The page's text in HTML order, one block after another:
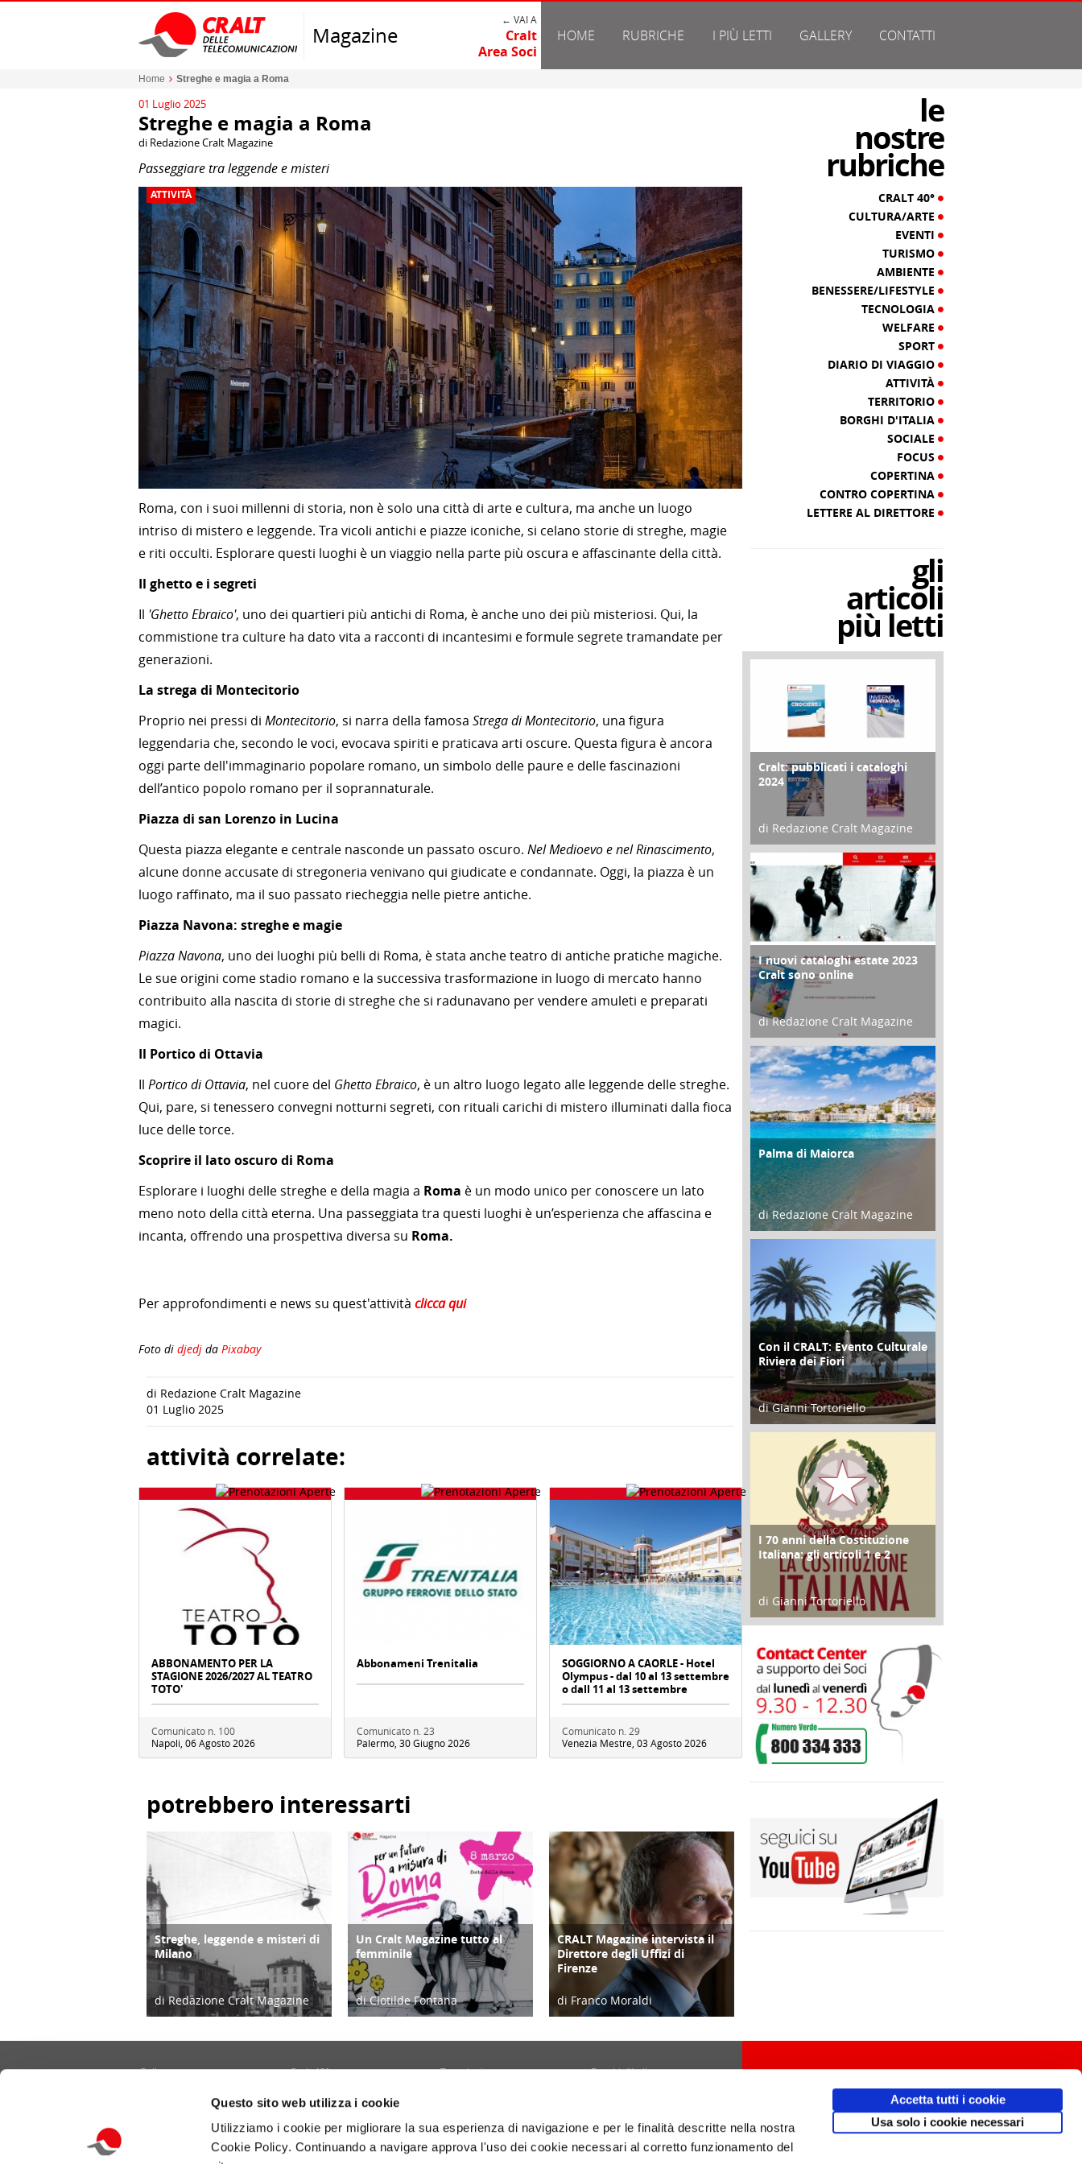
Questo sito web utilizza i cookie
Utilizziamo i cookie per migliorare la sua esperienza di navigazione e per le finalità descritte nella nostra
Cookie Policy. Continuando a navigare approva l'uso dei cookie necessari al corretto funzionamento del
Accetta tutti i cookie
Usa solo i cookie necessari
Magazine
← VAI A
Cralt
Area Soci
HOME RUBRICHE I PIÙ LETTI GALLERY CONTATTI
Home Streghe e magia a Roma
01 Luglio 2025
Streghe e magia a Roma
di Redazione Cralt Magazine
Passeggiare tra leggende e misteri
ATTIVITÀ
Roma, con i suoi millenni di storia, non è solo una città di arte e cultura, ma anche un luogo
intriso di mistero e leggende. Tra vicoli antichi e piazze iconiche, si celano storie di streghe, magie
e riti occulti. Esplorare questi luoghi è un viaggio nella parte più oscura e affascinante della città.
Il ghetto e i segreti
Il 'Ghetto Ebraico', uno dei quartieri più antichi di Roma, è anche uno dei più misteriosi. Qui, la
commistione tra culture ha dato vita a racconti di incantesimi e formule segrete tramandate per
generazioni.
La strega di Montecitorio
Proprio nei pressi di Montecitorio, si narra della famosa Strega di Montecitorio, una figura
leggendaria che, secondo le voci, evocava spiriti e praticava arti oscure. Questa figura è ancora
oggi parte dell'immaginario popolare romano, un simbolo delle paure e delle fascinazioni
dell’antico popolo romano per il soprannaturale.
Piazza di san Lorenzo in Lucina
Questa piazza elegante e centrale nasconde un passato oscuro. Nel Medioevo e nel Rinascimento,
alcune donne accusate di stregoneria venivano qui giudicate e condannate. Oggi, la piazza è un
luogo raffinato, ma il suo passato riecheggia nelle pietre antiche.
Piazza Navona: streghe e magie
Piazza Navona, uno dei luoghi più belli di Roma, è stata anche teatro di antiche pratiche magiche.
Le sue origini come stadio romano e la successiva trasformazione in luogo di mercato hanno
contribuito alla nascita di storie di streghe che si radunavano per vendere amuleti e preparati
magici.
Il Portico di Ottavia
Il Portico di Ottavia, nel cuore del Ghetto Ebraico, è un altro luogo legato alle leggende delle streghe.
Qui, pare, si tenessero convegni notturni segreti, con rituali carichi di mistero illuminati dalla fioca
luce delle torce.
Scoprire il lato oscuro di Roma
Esplorare i luoghi delle streghe e della magia a Roma è un modo unico per conoscere un lato
meno noto della città eterna. Una passeggiata tra questi luoghi è un’esperienza che affascina e
incanta, offrendo una prospettiva diversa su Roma.
Per approfondimenti e news su quest'attività clicca qui
Foto di djedj da Pixabay
di Redazione Cralt Magazine
01 Luglio 2025
attività correlate:
ABBONAMENTO PER LA
STAGIONE 2026/2027 AL TEATRO
TOTO'
Comunicato n. 100
Napoli, 06 Agosto 2026
Abbonameni Trenitalia
Comunicato n. 23
Palermo, 30 Giugno 2026
SOGGIORNO A CAORLE - Hotel
Olympus - dal 10 al 13 settembre
o dall 11 al 13 settembre
Comunicato n. 29
Venezia Mestre, 03 Agosto 2026
potrebbero interessarti
TERRITORIO
Streghe, leggende e misteri di
Milano
di Redazione Cralt Magazine
COPERTINA
Un Cralt Magazine tutto al
femminile
di Clotilde Fontana
COPERTINA
CRALT Magazine intervista il
Direttore degli Uffizi di
Firenze
di Franco Moraldi
le
nostre
rubriche
CRALT 40°
CULTURA/ARTE
EVENTI
TURISMO
AMBIENTE
BENESSERE/LIFESTYLE
TECNOLOGIA
WELFARE
SPORT
DIARIO DI VIAGGIO
ATTIVITÀ
TERRITORIO
BORGHI D'ITALIA
SOCIALE
FOCUS
COPERTINA
CONTRO COPERTINA
LETTERE AL DIRETTORE
gli
articoli
più letti
COPERTINA
Cralt: pubblicati i cataloghi
2024
di Redazione Cralt Magazine
21 Novembre 2023
CONTRO COPERTINA
I nuovi cataloghi estate 2023
Cralt sono online
di Redazione Cralt Magazine
07 Marzo 2023
ATTIVITÀ
Palma di Maiorca
di Redazione Cralt Magazine
25 Giugno 2016
ATTIVITÀ
Con il CRALT: Evento Culturale
Riviera dei Fiori
di Gianni Tortoriello
16 Febbraio 2018
FOCUS
I 70 anni della Costituzione
Italiana: gli articoli 1 e 2
di Gianni Tortoriello
17 Marzo 2018
Gallery
Cralt 40°
Turismo
Tecnologia
Diario di Viaggio
Attività
Borghi d'Italia
Copertina